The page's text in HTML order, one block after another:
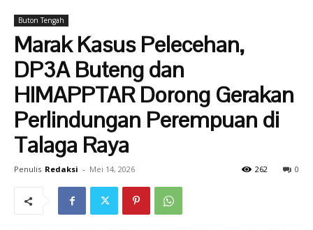
Buton Tengah
Marak Kasus Pelecehan,
DP3A Buteng dan
HIMAPPTAR Dorong Gerakan
Perlindungan Perempuan di
Talaga Raya
Penulis Redaksi - Mei 14, 2026 0
262